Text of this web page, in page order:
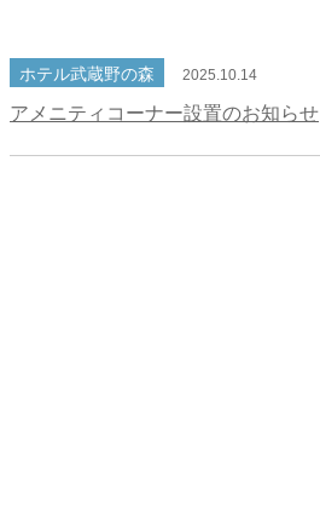
ホテル武蔵野の森 2025.10.14
アメニティコーナー設置のお知らせ